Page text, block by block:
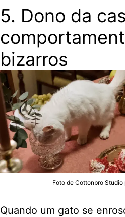
5. Dono da
bizarros
Foto deCottonbro Studio
Quando um gato se